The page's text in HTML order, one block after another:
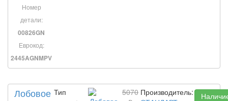
Номер
детали:
00826GN
Еврокод:
2445AGNMPV
Лобовое Тип
5070 Производитель: